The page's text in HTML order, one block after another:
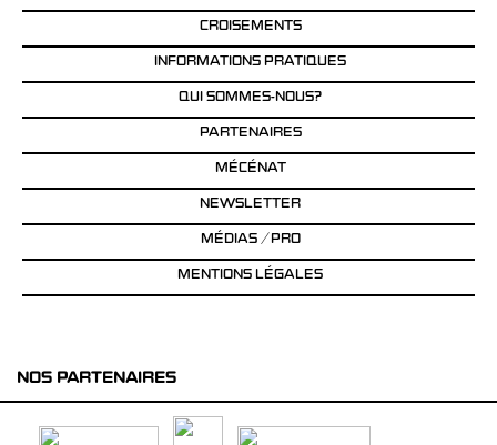
CROISEMENTS
INFORMATIONS PRATIQUES
QUI SOMMES-NOUS?
PARTENAIRES
MÉCÉNAT
NEWSLETTER
MÉDIAS / PRO
MENTIONS LÉGALES
NOS PARTENAIRES